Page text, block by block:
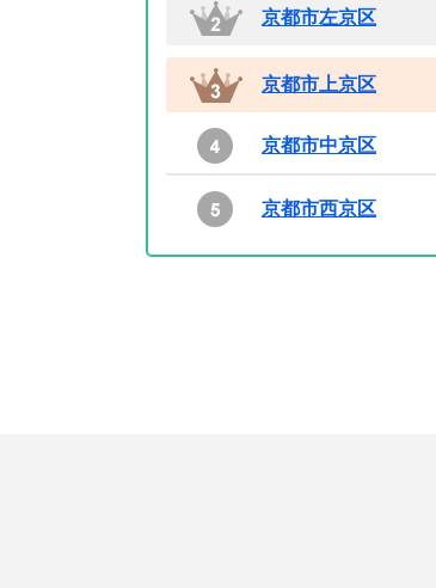
京都市左京区
京都市上京区
京都市中京区
京都市西京区